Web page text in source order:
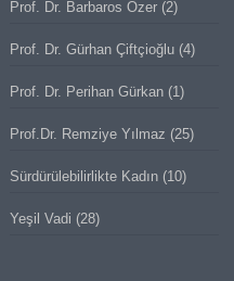
Prof. Dr. Barbaros Özer(2)
Prof. Dr. Gürhan Çiftçioğlu(4)
Prof. Dr. Perihan Gürkan(1)
Prof.Dr. Remziye Yılmaz (25)
Sürdürülebilirlikte Kadın(10)
Yeşil Vadi (28)